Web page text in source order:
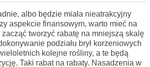
albo będzie miała nieatrakcyjny
aspekcie finansowym, warto mieć na
tworzyć rabatę na mniejszą skalę
podziału brył korzeniowych
kolejne rośliny, a te będą
Taki rabat na rabaty. Nasadzenia w